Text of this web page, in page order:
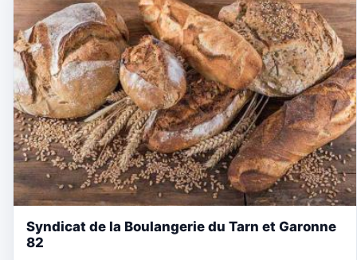
Syndicat de la Boulangerie du Tarn et Garonne
82